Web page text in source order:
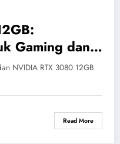
Gaming dan
NVIDIA RTX 3080 12GB
Read More